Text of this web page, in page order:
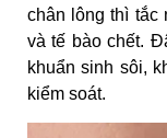
chân lông thì tắc
và tế bào chết.
khuẩn sinh sôi,
kiểm soát.